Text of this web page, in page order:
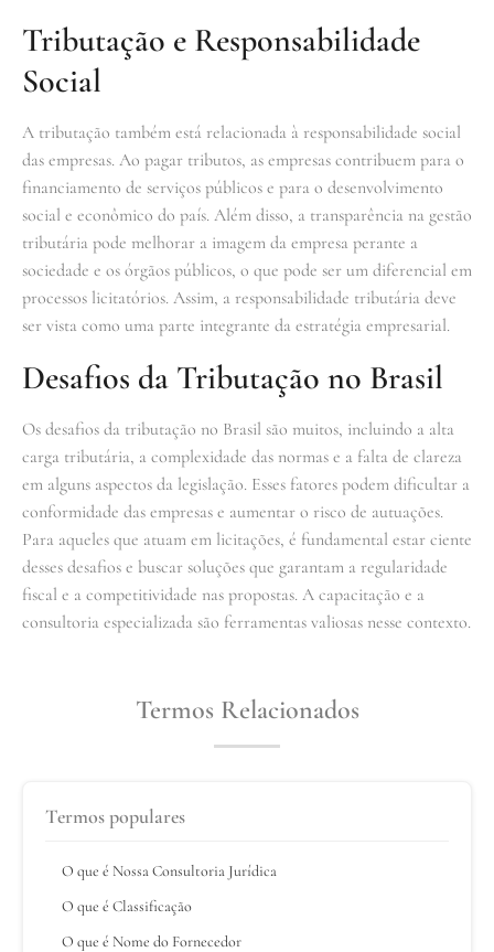
Tributação e Responsabilidade
Social
A tributação também está relacionada à responsabilidade social
das empresas. Ao pagar tributos, as empresas contribuem para o
financiamento de serviços públicos e para o desenvolvimento
social e econômico do país. Além disso, a transparência na gestão
tributária pode melhorar a imagem da empresa perante a
sociedade e os órgãos públicos, o que pode ser um diferencial em
processos licitatórios. Assim, a responsabilidade tributária deve
ser vista como uma parte integrante da estratégia empresarial.
Desafios da Tributação no Brasil
Os desafios da tributação no Brasil são muitos, incluindo a alta
carga tributária, a complexidade das normas e a falta de clareza
em alguns aspectos da legislação. Esses fatores podem dificultar a
conformidade das empresas e aumentar o risco de autuações.
Para aqueles que atuam em licitações, é fundamental estar ciente
desses desafios e buscar soluções que garantam a regularidade
fiscal e a competitividade nas propostas. A capacitação e a
consultoria especializada são ferramentas valiosas nesse contexto.
Termos Relacionados
Termos populares
O que é Nossa Consultoria Jurídica
O que é Classificação
O que é Nome do Fornecedor